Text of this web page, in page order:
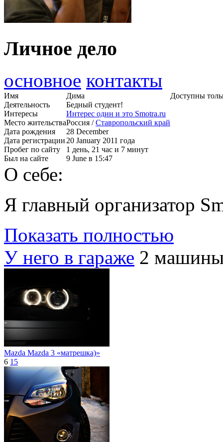
Личное дело
основное контакты
Имя
Дима
Деятельность
Бедный студент!
Интересы
Интерес один и это Smotra.ru
Место жительстваРоссия /Ставропольский край
Дата рождения
28 December
Дата регистрации20 January 2011 года
Пробег по сайту
1 день, 21 час и 7 минут
Был на сайте
9 June в 15:47
Доступны
О себе:
Я главный организатор
Показать полностью
У него в гараже 2
Mazda Mazda 3 «матрешка)»
6 15